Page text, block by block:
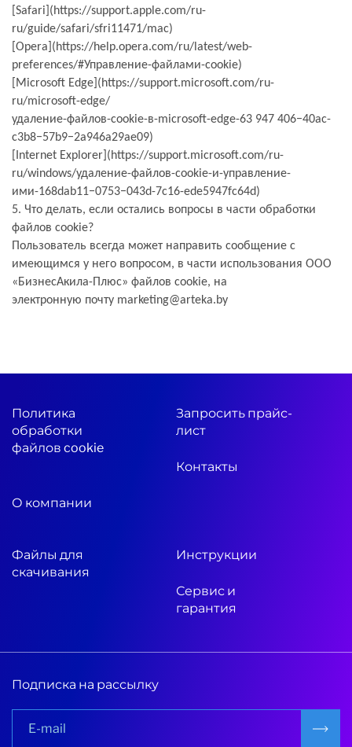
[Safari](https://support.apple.com/ru-
ru/guide/safari/sfri11471/mac)
[Opera](https://help.opera.com/ru/latest/web-
preferences/#Управление-файлами-cookie)
[Microsoft Edge](https://support.microsoft.com/ru-
ru/microsoft-edge/
удаление-файлов-cookie-в-microsoft-edge-63 947 406−40ac-
c3b8−57b9−2a946a29ae09)
[Internet Explorer](https://support.microsoft.com/ru-
ru/windows/удаление-файлов-cookie-и-управление-
ими-168dab11−0753−043d-7c16-ede5947fc64d)
5. Что делать, если остались вопросы в части обработки
файлов сookie?
Пользователь всегда может направить сообщение с
имеющимся у него вопросом, в части использования ООО
«БизнесАкила-Плюс» файлов сookie, на
электронную почту marketing@arteka.by
Политика
обработки
файлов cookie
Запросить прайс-
лист
Контакты
О компании
Файлы для
скачивания
Инструкции
Сервис и
гарантия
Подписка на рассылку